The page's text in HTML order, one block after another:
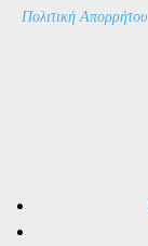
Πολιτική Απορρήτου